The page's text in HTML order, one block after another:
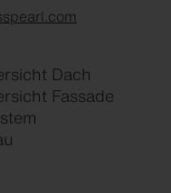
Dach
Fassade